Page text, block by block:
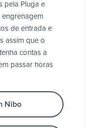
pela Pluga e
de entrada e
assim que o
contas a
passar horas
Nibo